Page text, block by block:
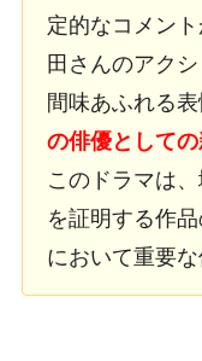
定的なコメン
田さんのアク
間味あふれる表
の俳優としての
このドラマは
を証明する作
において重要